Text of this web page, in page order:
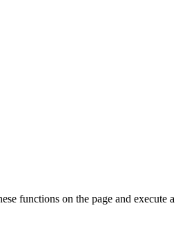
functions on the page and